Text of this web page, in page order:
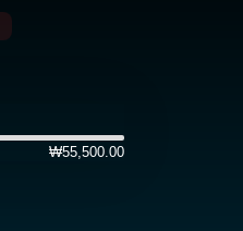
₩55,500.00